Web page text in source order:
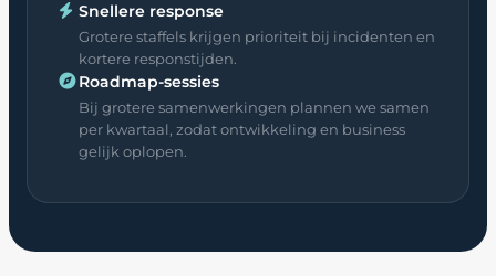
Snellere response
Grotere staffels krijgen prioriteit bij incidenten en
kortere responstijden.
Roadmap-sessies
Bij grotere samenwerkingen plannen we samen
per kwartaal, zodat ontwikkeling en business
gelijk oplopen.